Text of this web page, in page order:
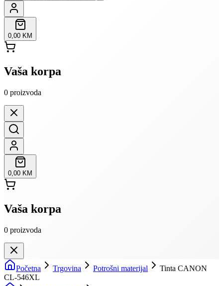
0,00 KM
Vaša korpa
0 proizvoda
0,00 KM
Vaša korpa
0 proizvoda
Početna Trgovina Potrošni materijal
Tinta CANON
CL-546XL